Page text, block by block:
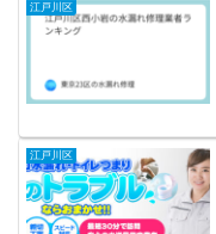
江戸川区
江戸川区